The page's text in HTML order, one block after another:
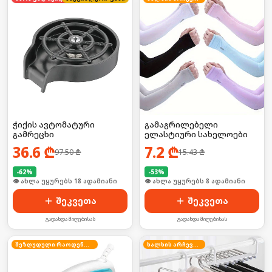
ჭიქის ავტომატური
გამრეცხი
36.6 ₾97.50₾
-62%
🛒 ბოლო 24სთ-ში იყიდა 28-მა
შეკვეთა
გადახდა მიღებისას
გამაგრილებელი
ელასტიური სახელოები
7.2 ₾15.43₾
-53%
🛒 ბოლო 24სთ-ში იყიდა 15-მა
შეკვეთა
გადახდა მიღებისას
შეზღუდული რაოდენობა ხალხის არჩევანი